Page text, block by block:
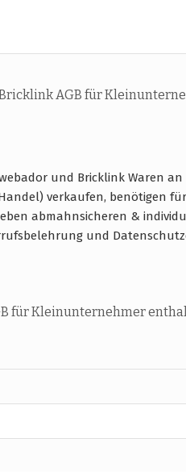
AGB für
und Bricklink Waren an
Handel) verkaufen, benötigen
abmahnsicheren &
und
für Kleinunternehmer